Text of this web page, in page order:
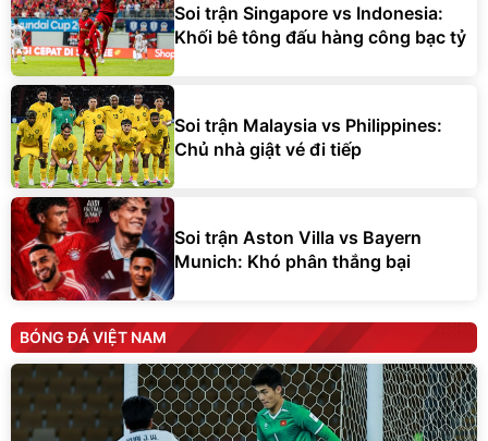
Soi trận Singapore vs Indonesia:
Khối bê tông đấu hàng công bạc tỷ
Soi trận Malaysia vs Philippines:
Chủ nhà giật vé đi tiếp
Soi trận Aston Villa vs Bayern
Munich: Khó phân thắng bại
BÓNG ĐÁ VIỆT NAM